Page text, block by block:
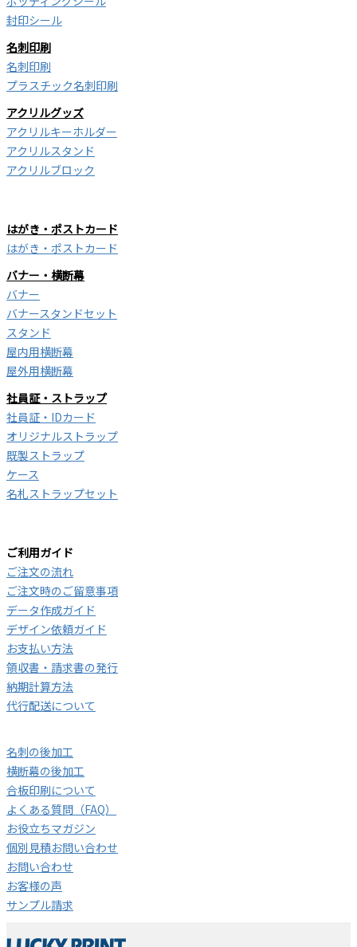
封印シール
名刺印刷
名刺印刷
プラスチック名刺印刷
アクリルグッズ
アクリルキーホルダー
アクリルスタンド
アクリルブロック
はがき・ポストカード
はがき・ポストカード
バナー・横断幕
バナー
バナースタンドセット
スタンド
屋内用横断幕
屋外用横断幕
社員証・ストラップ
社員証・IDカード
オリジナルストラップ
既製ストラップ
ケース
名札ストラップセット
ご利用ガイド
ご注文の流れ
ご注文時のご留意事項
データ作成ガイド
デザイン依頼ガイド
お支払い方法
領収書・請求書の発行
納期計算方法
代行配送について
名刺の後加工
横断幕の後加工
合板印刷について
よくある質問（FAQ）
お役立ちマガジン
個別見積お問い合わせ
お問い合わせ
お客様の声
サンプル請求